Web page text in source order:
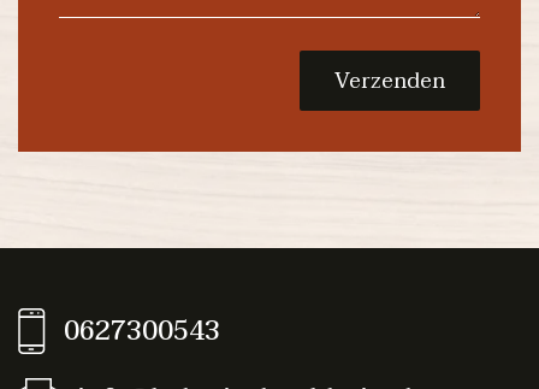
Verzenden
0627300543